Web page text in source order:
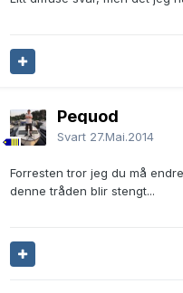
Pequod
Svart 27.Mai.2014
Forresten tror jeg du må
denne tråden blir stengt...